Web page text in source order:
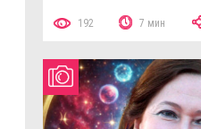
192 7 мин